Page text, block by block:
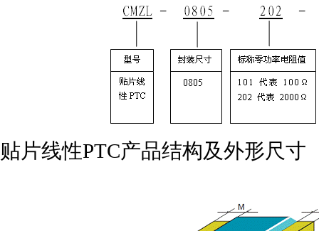
贴片线性PTC产品结构及外形尺寸